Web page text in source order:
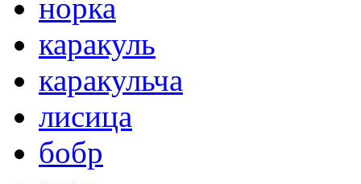
норка
каракуль
каракульча
лисица
бобр